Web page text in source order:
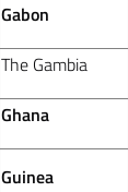
Gabon
The Gambia
Ghana
Guinea